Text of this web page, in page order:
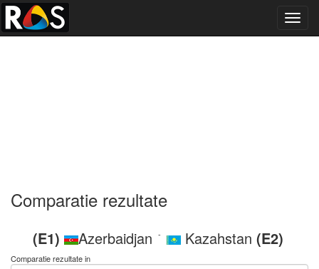
Comparatie rezultate
(E1) Azerbaidjan - Kazahstan (E2)
Comparatie rezultate in